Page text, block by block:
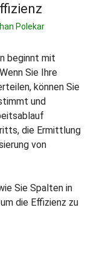
Polekar
beginnt mit
Sie Ihre
können Sie
und
die Ermittlung
von
Sie Spalten in
die Effizienz zu